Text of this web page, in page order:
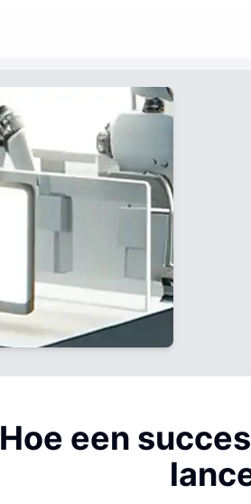
Hoe een